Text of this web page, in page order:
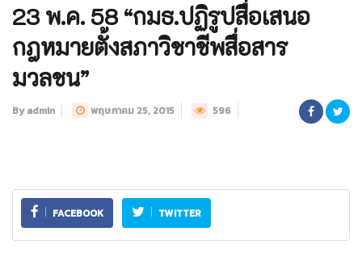
23 พ.ค. 58 “กมธ.ปฏิรูปสื่อเสนอ
กฎหมายตั้งสภาวิชาชีพสื่อสาร
มวลชน”
By admin พฤษภาคม 25, 2015 596
FACEBOOK TWITTER